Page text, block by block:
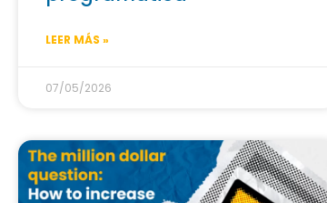
LEER MÁS »
07/05/2026